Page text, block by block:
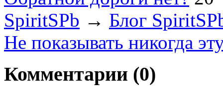
SpiritSPb → Блог
Не показывать никогда
Комментарии (0)